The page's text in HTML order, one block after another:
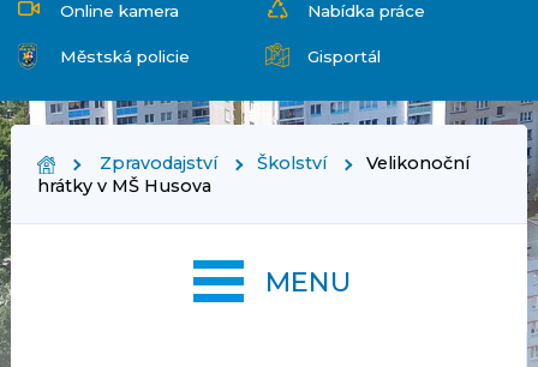
Online kamera Nabídka práce
Městská policie Gisportál
Zpravodajství Školství
Velikonoční
hrátky v MŠ Husova
MENU